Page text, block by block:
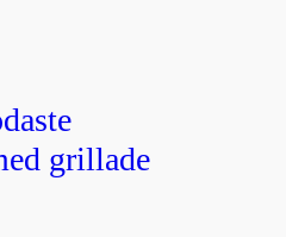
grillade